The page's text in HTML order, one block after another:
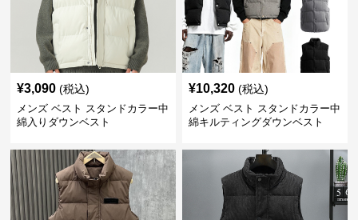
¥3,090 (税込)
メンズ ベスト スタンドカラー中
綿入りダウンベスト
¥10,320 (税込)
メンズ ベスト スタンドカラー中
綿キルティングダウンベスト